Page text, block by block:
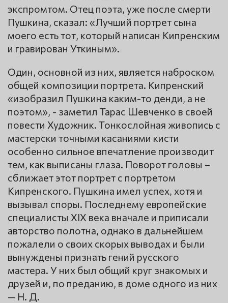
экспромтом. Отец поэта, уже после смерти
Пушкина, сказал: «Лучший портрет сына
моего есть тот, который написан Кипренским
и гравирован Уткиным».
Один, основной из них, является наброском
общей композиции портрета. Кипренский
«изобразил Пушкина каким-то денди, а не
поэтом», - заметил Тарас Шевченко в своей
повести Художник. Тонкослойная живопись с
мастерски точными касаниями кисти
особенно сильное впечатление производит
тем, как выписаны глаза. Поворот головы –
сближает этот портрет с портретом
Кипренского. Пушкина имел успех, хотя и
вызывал споры. Последнему европейские
специалисты XIX века вначале и приписали
авторство полотна, однако в дальнейшем
пожалели о своих скорых выводах и были
вынуждены признать гений русского
мастера. У них был общий круг знакомых и
друзей и, по преданию, в доме одного из них
— Н. Д.